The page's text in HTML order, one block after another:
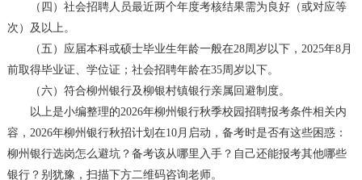
（四）社会招聘人员最近两个年度考核结果需为良好（或对应等
次）及以上。
（五）应届本科或硕士毕业生年龄一般在28周岁以下，2025年8月
前取得毕业证、学位证；社会招聘年龄在35周岁以下。
（六）符合柳州银行及柳银村镇银行亲属回避制度。
以上是小编整理的2026年柳州银行秋季校园招聘报考条件相关内
容，2026年柳州银行秋招计划在10月启动，备考时是否有这些困惑：
柳州银行选岗怎么避坑？备考该从哪里入手？自己还能报考其他哪些
银行？别犹豫，扫描下方二维码咨询老师。